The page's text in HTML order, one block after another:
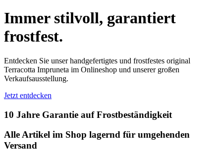
Immer stilvoll, garantiert
frostfest.
Entdecken Sie unser handgefertigtes und frostfestes original
Terracotta Impruneta im Onlineshop und unserer großen
Verkaufsausstellung.
Jetzt entdecken
10 Jahre Garantie auf Frostbeständigkeit
Alle Artikel im Shop lagernd für umgehenden
Versand